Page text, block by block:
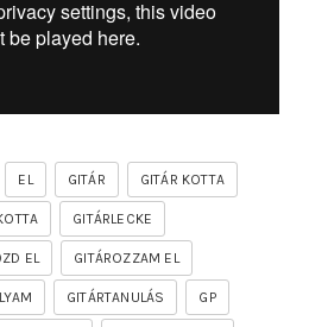
EL GITÁR GITÁR KOTTA
GITÁRLECKE
EL GITÁROZZAM EL
GITÁRTANULÁS GP